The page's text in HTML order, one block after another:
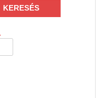
KERESÉS